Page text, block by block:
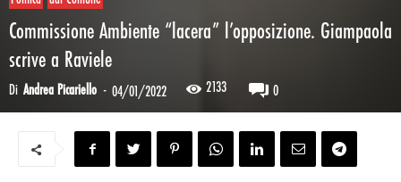
Commissione Ambiente “lacera” l’opposizione. Giampaola
scrive a Raviele
Di Andrea Picariello - 04/01/2022 2133 0